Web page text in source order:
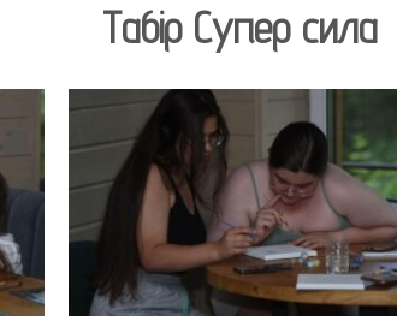
Табір Супер сила